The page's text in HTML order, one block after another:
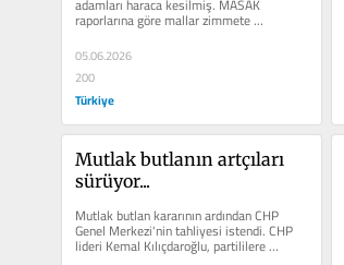
adamları haraca kesilmiş. MASAK
raporlarına göre mallar zimmete
geçirilmiş. İş adamlarından evler,...
05.06.2026
200
Türkiye
Mutlak butlanın artçıları
sürüyor...
Mutlak butlan kararının ardından CHP
Genel Merkezi'nin tahliyesi istendi. CHP
lideri Kemal Kılıçdaroğlu, partililere